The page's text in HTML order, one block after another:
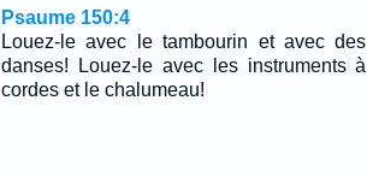
Psaume 150:4
Louez-le avec le tambourin et avec des
danses! Louez-le avec les instruments à
cordes et le chalumeau!